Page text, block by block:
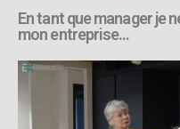
En tant que manager je
mon entreprise…